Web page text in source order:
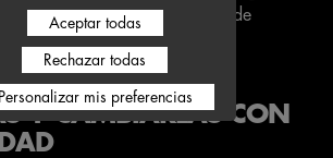
ciclismo o yoga en tu rutina de
una buena idea.
ELEGIR BIEN TUS
Y CAMBIARLAS CON
Aceptar todas
Rechazar todas
Personalizar mis preferencias